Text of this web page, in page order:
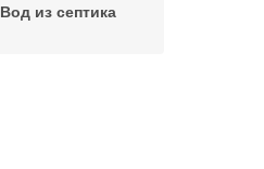
Вод из септика